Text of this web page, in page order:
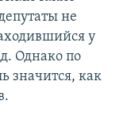
не
у
Однако по
значится, как